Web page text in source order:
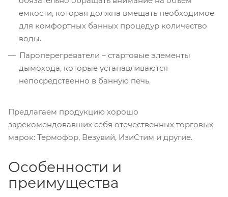
емкости, которая должна вмещать необходимое
для комфортных банных процедур количество
воды.
Пароперегреватели – стартовые элементы
дымохода, которые устанавливаются
непосредственно в банную печь.
Предлагаем продукцию хорошо
зарекомендовавших себя отечественных торговых
марок: Термофор, Везувий, ИзиСтим и другие.
Особенности и
преимущества